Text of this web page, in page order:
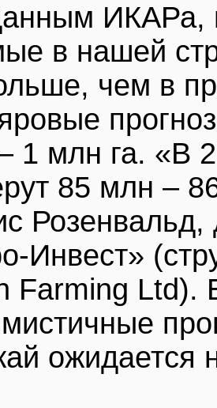
ИКАРа,
в нашей
чем в
1 млн га. «В
85 млн –
Розенвальд,
Инвест»
Farming Ltd).
ожидается